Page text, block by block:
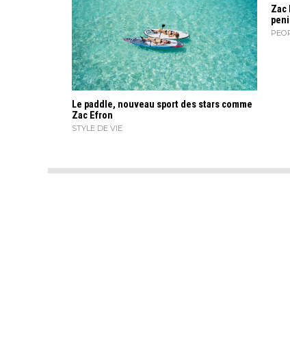
Le paddle, nouveau sport des stars comme
Zac Efron
STYLE DE VIE
Zac